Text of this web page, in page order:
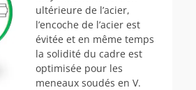
ultérieure de l’acier,
l’encoche de l’acier est
évitée et en même temps
la solidité du cadre est
optimisée pour les
meneaux soudés en V.